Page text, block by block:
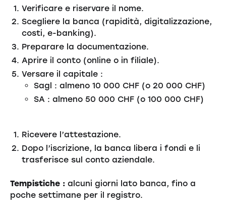
Verificare e riservare il nome.
Scegliere la banca (rapidità, digitalizzazione,
costi, e-banking).
Preparare la documentazione.
Aprire il conto (online o in filiale).
Versare il capitale :
Sagl : almeno 10 000 CHF (o 20 000 CHF)
SA : almeno 50 000 CHF (o 100 000 CHF)
Ricevere l’attestazione.
Dopo l’iscrizione, la banca libera i fondi e li
trasferisce sul conto aziendale.
Tempistiche :alcuni giorni lato banca, fino a
poche settimane per il registro.